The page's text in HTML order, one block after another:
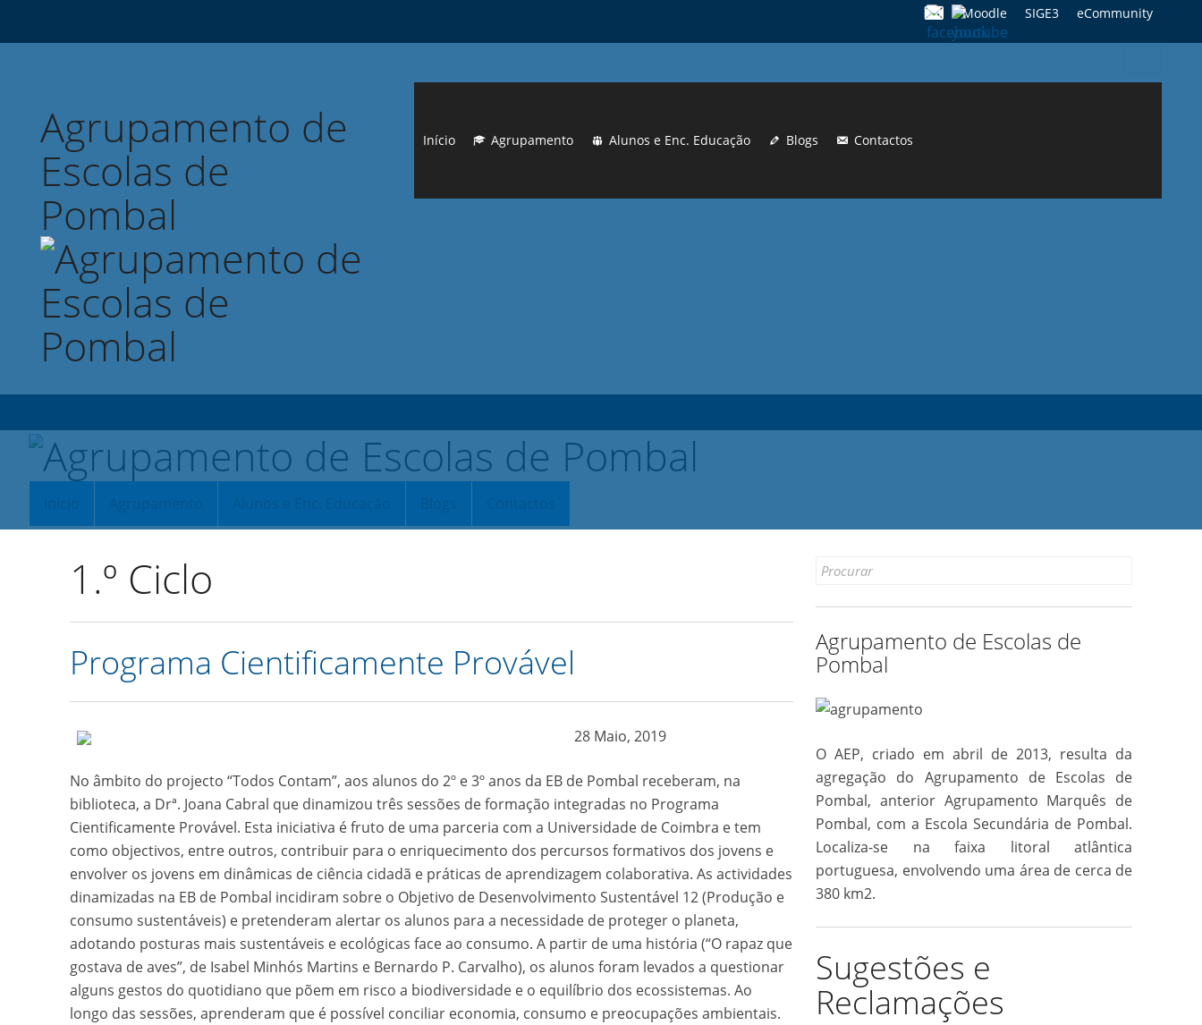
Moodle SIGE3 eCommunity
for:
Agrupamento de
Escolas de
Pombal
Início Agrupamento Alunos e Enc. Educação Blogs Contactos
1.º Ciclo
Programa Cientificamente Provável
28 Maio, 2019
No âmbito do projecto “Todos Contam”, aos alunos do 2º e 3º anos da EB de Pombal receberam, na
biblioteca, a Drª. Joana Cabral que dinamizou três sessões de formação integradas no Programa
Cientificamente Provável. Esta iniciativa é fruto de uma parceria com a Universidade de Coimbra e tem
como objectivos, entre outros, contribuir para o enriquecimento dos percursos formativos dos jovens e
envolver os jovens em dinâmicas de ciência cidadã e práticas de aprendizagem colaborativa. As actividades
dinamizadas na EB de Pombal incidiram sobre o Objetivo de Desenvolvimento Sustentável 12 (Produção e
consumo sustentáveis) e pretenderam alertar os alunos para a necessidade de proteger o planeta,
adotando posturas mais sustentáveis e ecológicas face ao consumo. A partir de uma história (“O rapaz que
gostava de aves”, de Isabel Minhós Martins e Bernardo P. Carvalho), os alunos foram levados a questionar
alguns gestos do quotidiano que põem em risco a biodiversidade e o equilíbrio dos ecossistemas. Ao
longo das sessões, aprenderam que é possível conciliar economia, consumo e preocupações ambientais.
Search
Agrupamento de Escolas de
Pombal
O AEP, criado em abril de 2013, resulta da
agregação do Agrupamento de Escolas de
Pombal, anterior Agrupamento Marquês de
Pombal, com a Escola Secundária de Pombal.
Localiza-se na faixa litoral atlântica
portuguesa, envolvendo uma área de cerca de
380 km2.
Sugestões e
Reclamações